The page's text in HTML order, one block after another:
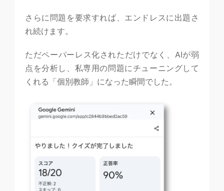
さらに問題を要求すれば、エンドレスに出題さ
れ続けます。
ただペーパーレス化されただけでなく、AIが弱
点を分析し、私専用の問題にチューニングして
くれる「個別教師」になった瞬間でした。